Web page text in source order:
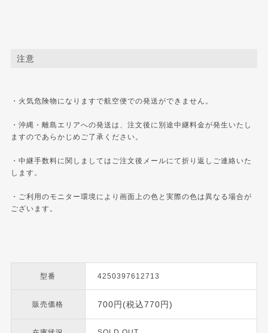
注意
・火気危険物になりますで航空便での発送ができません。
・沖縄・離島エリアへの発送は、注文後に別途中継料金が発生いたし
ますのであらかじめご了承ください。
・中継手数料に関しましてはご注文後メールにて折り返しご連絡いた
します。
・ご利用のモニター環境により画面上の色と実際の色は異なる場合が
ございます。
型番 4250397612713
販売価格 700円(税込770円)